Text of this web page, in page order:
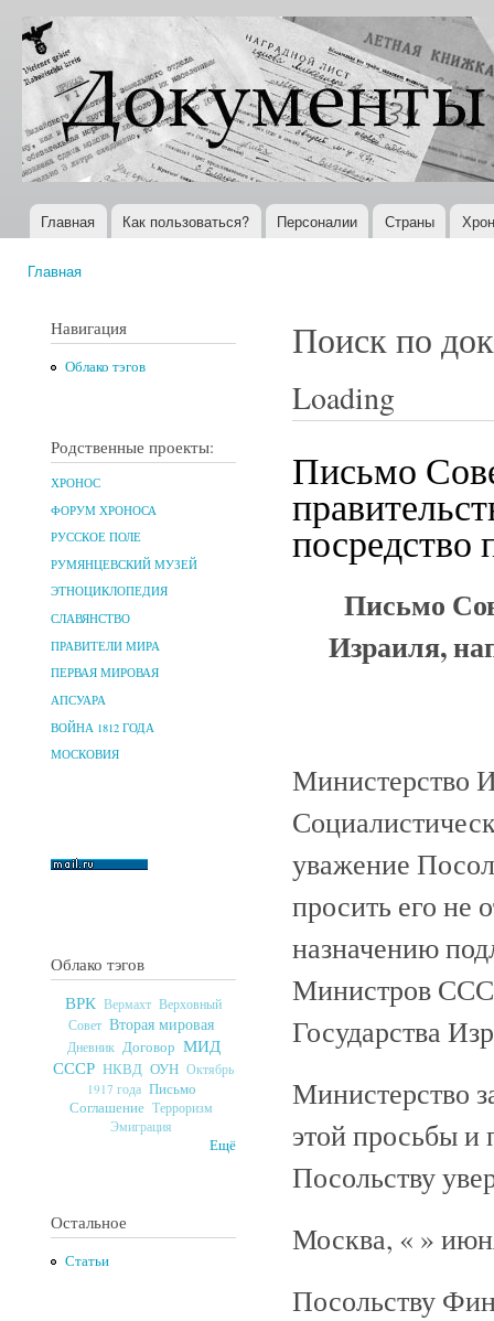
Документы
XX века
Всемирная
история в
Интернете
Главное меню
Главная Как пользоваться? Персоналии Страны
Главная
Навигация
Облако тэгов
Родственные проекты:
ХРОНОС
ФОРУМ ХРОНОСА
РУССКОЕ ПОЛЕ
РУМЯНЦЕВСКИЙ МУЗЕЙ
ЭТНОЦИКЛОПЕДИЯ
СЛАВЯНСТВО
ПРАВИТЕЛИ МИРА
ПЕРВАЯ МИРОВАЯ
АПСУАРА
ВОЙНА 1812 ГОДА
МОСКОВИЯ
Облако тэгов
ВРК Вермахт Верховный
Совет Вторая мировая
Дневник Договор МИД
СССР НКВД ОУН Октябрь
1917 года Письмо
Соглашение Терроризм
Эмиграция
Ещё
Остальное
Статьи
Поиск по
Loading
Письмо
Письмо
Израиля,
Министерство
уважение
просить его не
назначению
Министров
Государства
Министерство
этой просьбы и
Посольству
Москва, « »
Посольству